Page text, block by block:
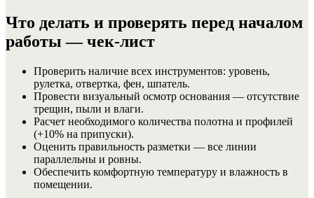
Что делать и проверять перед началом
работы — чек-лист
Проверить наличие всех инструментов: уровень,
рулетка, отвертка, фен, шпатель.
Провести визуальный осмотр основания — отсутствие
трещин, пыли и влаги.
Расчет необходимого количества полотна и профилей
(+10% на припуски).
Оценить правильность разметки — все линии
параллельны и ровны.
Обеспечить комфортную температуру и влажность в
помещении.